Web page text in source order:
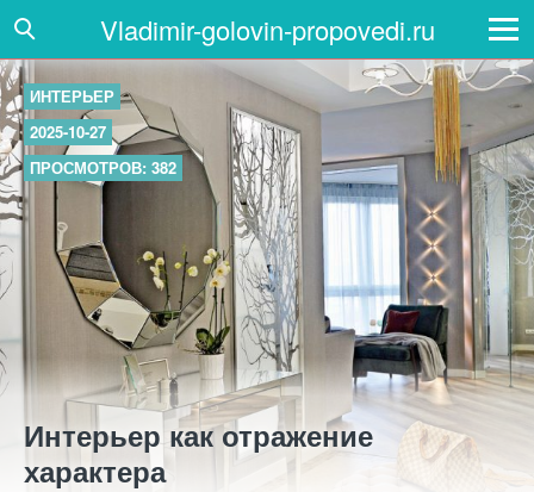
Vladimir-golovin-propovedi.ru
ИНТЕРЬЕР
2025-10-27
ПРОСМОТРОВ: 382
Интерьер как отражение
характера